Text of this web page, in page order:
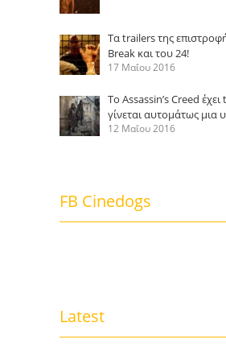
Τα trailers της
Break και του 24!
17 Μαΐου 2016
Το Assassin’s Creed
γίνεται αυτομάτως μια
12 Μαΐου 2016
FB Cinedogs
Latest